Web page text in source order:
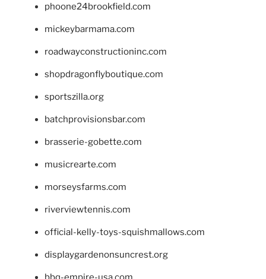
phoone24brookfield.com
mickeybarmama.com
roadwayconstructioninc.com
shopdragonflyboutique.com
sportszilla.org
batchprovisionsbar.com
brasserie-gobette.com
musicrearte.com
morseysfarms.com
riverviewtennis.com
official-kelly-toys-squishmallows.com
displaygardenonsuncrest.org